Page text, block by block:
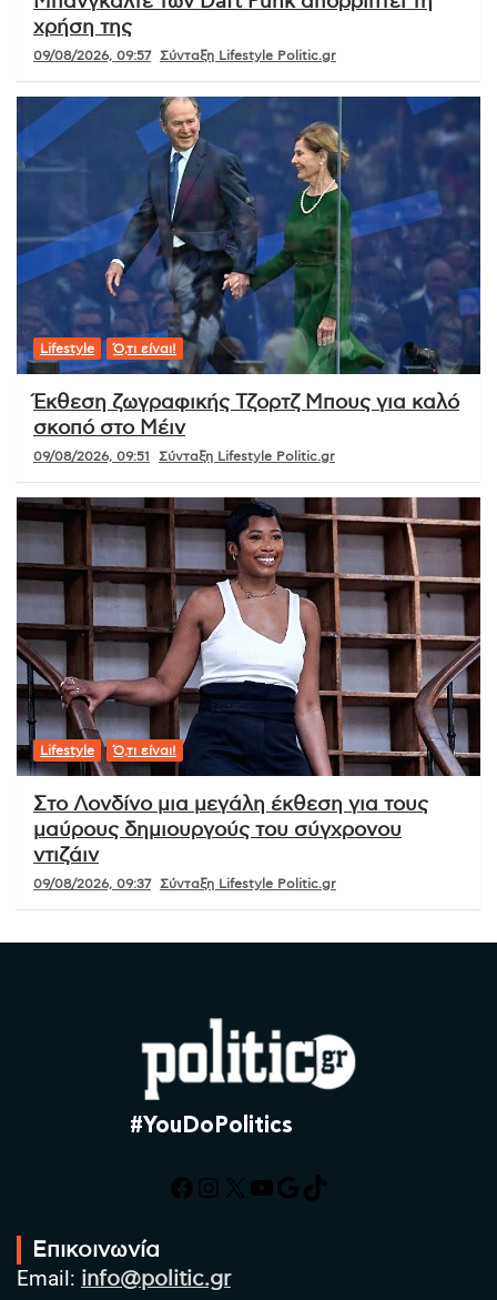
χρήση της
09/08/2026, 09:57 Σύνταξη Lifestyle Politic.gr
Lifestyle Ό,τι είναι!
Έκθεση ζωγραφικής Τζορτζ Μπους για καλό
σκοπό στο Μέιν
09/08/2026, 09:51 Σύνταξη Lifestyle Politic.gr
Lifestyle Ό,τι είναι!
Στο Λονδίνο μια μεγάλη έκθεση για τους
μαύρους δημιουργούς του σύγχρονου
ντιζάιν
09/08/2026, 09:37 Σύνταξη Lifestyle Politic.gr
#YouDoPolitics
Facebook
Instagram
X YouTube
Google
TikTok
Επικοινωνία
Email: info@politic.gr